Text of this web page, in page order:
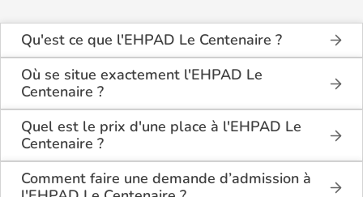
Qu'est ce que l'EHPAD Le Centenaire ?
L'EHPAD Le Centenaire est une maison de retraite
médicalisée de type hébergement permanent,
hébergement temporaire, accueil de jour , située à
Malaucène (84340).
Où se situe exactement l'EHPAD Le
Centenaire ?
L'EHPAD Le Centenaire est situé Route Du Hameau
De Veaux à Malaucène (84340), dans le Vaucluse
(84).
Quel est le prix d'une place à l'EHPAD Le
Centenaire ?
L'EHPAD Le Centenaire propose des logements en
chambre simple à partir de 2 666€ par mois.
Comment faire une demande d’admission à